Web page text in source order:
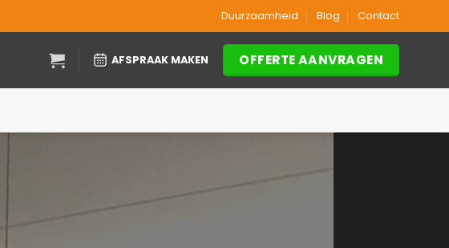
Duurzaamheid Blog Contact
AFSPRAAK MAKEN OFFERTE AANVRAGEN